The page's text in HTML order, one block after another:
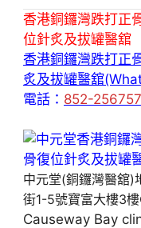
香港銅鑼灣跌打正
位針炙及拔罐醫舘
香港銅鑼灣跌打正
炙及拔罐醫舘
電話： 852-
中元堂(銅鑼灣醫舘)
街1-5號寶富大樓3
Causeway Bay